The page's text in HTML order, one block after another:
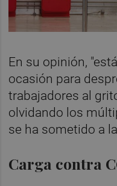
En su opinión,
ocasión para
trabajadores al
olvidando los
se ha sometido a
Carga contra